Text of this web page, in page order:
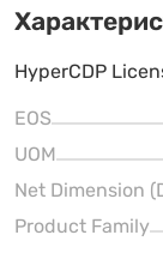
HyperCDP
EOS
UOM
Net Dimension
Product Family